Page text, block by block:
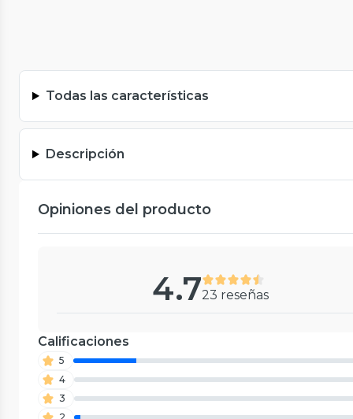
Todas las características
Descripción
Opiniones del producto
4.723 reseñas
Calificaciones
5
4
3